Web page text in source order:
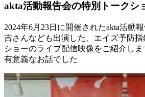
akta活動報告会の特別トークシ
2024年6月23日に開催されたakta活動
吉さんなども出演した、エイズ予防
ショーのライブ配信映像をご紹介しま
有意義なお話でした